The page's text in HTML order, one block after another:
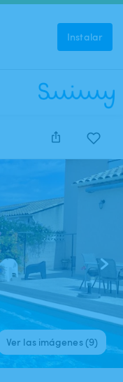
Instalar
Ver las imágenes (9)